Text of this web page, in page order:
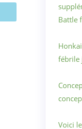
Battle
fébrile
Voici